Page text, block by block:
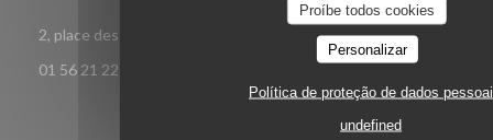
Proíbe todos cookies
Personalizar
Política de proteção de dados
undefined
2, place des Ternes 75008 Paris
((abre numa nova janela))
01 56 21 22 00